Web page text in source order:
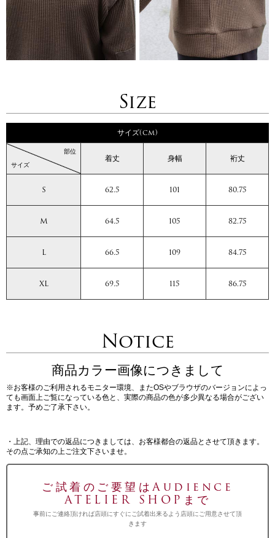
Size
サイズ(cm)
サイズ
部位
着丈 身幅 裄丈
S 62.5 101 80.75
M 64.5 105 82.75
L 66.5 109 84.75
XL 69.5 115 86.75
Notice
商品カラー画像につきまして
※お客様のご利用されるモニター環境、またOSやブラウザのバージョンによっ
ても画面上ご覧になっている色と、実際の商品の色が多少異なる場合がござい
ます。予めご了承下さい。
・上記、理由での返品につきましては、お客様都合の返品とさせて頂きます。
その点ご承知の上ご注文下さいませ。
ご試着のご要望はAudience
ATELIER SHOPまで
事前にご連絡頂ければ店頭にすぐにご試着出来るよう店頭にご用意させて頂
きます